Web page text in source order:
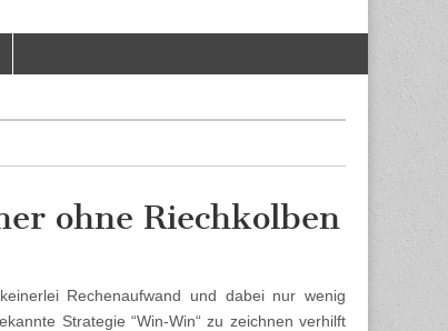
ohne Riechkolben
Rechenaufwand und dabei nur wenig
Strategie “Win-Win“ zu zeichnen verhilft